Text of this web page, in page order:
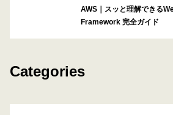
AWS｜スッと理解できる
Framework 完全ガイド
Categories